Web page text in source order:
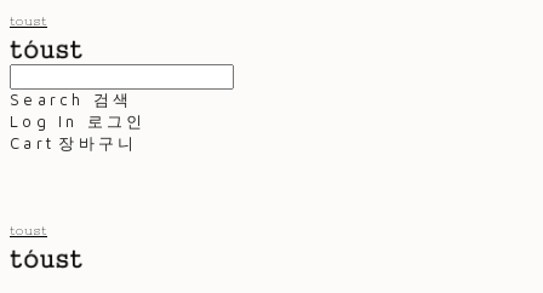
toust
Search
검색
Log In
로그인
Cart 장바구니
toust